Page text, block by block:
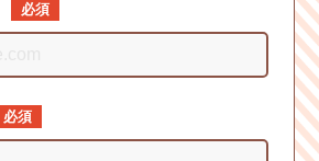
必須
必須